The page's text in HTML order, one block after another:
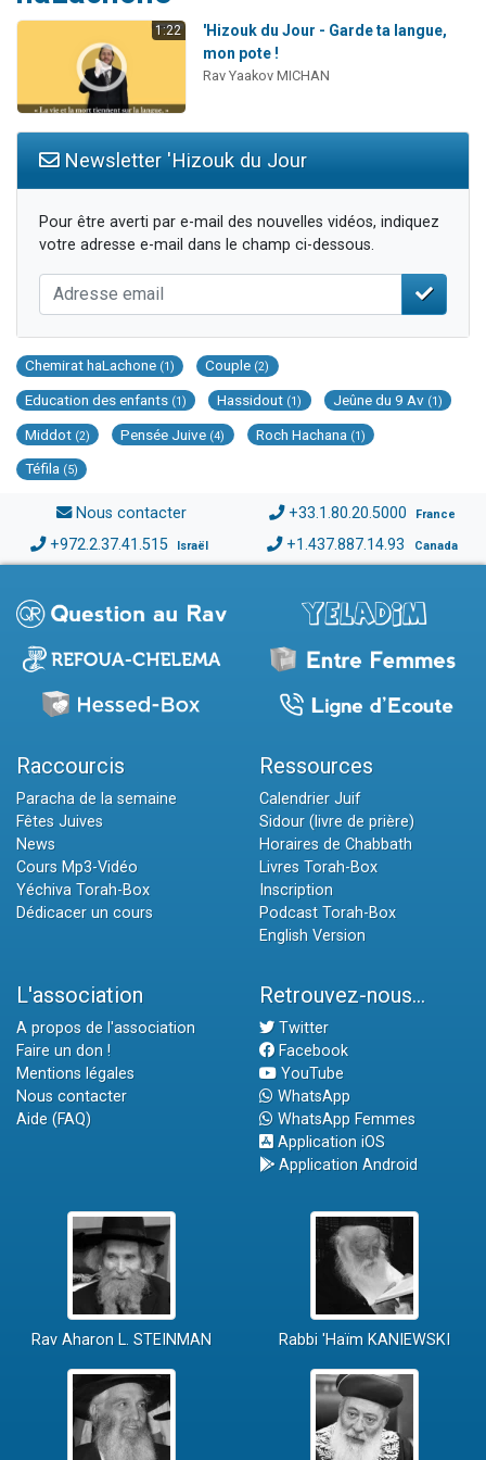
Ariel vient de donner son Maasser
Il reste 49 places pour étudier en groupe sur Zoom
Eva vient de donner son Maasser
1:22
'Hizouk du Jour - Garde ta langue,
mon pote !
Rav Yaakov MICHAN
Newsletter 'Hizouk du Jour
Pour être averti par e-mail des nouvelles vidéos, indiquez
votre adresse e-mail dans le champ ci-dessous.
Chemirat haLachone (1) Couple (2)
Education des enfants (1) Hassidout (1) Jeûne du 9 Av (1)
Middot (2) Pensée Juive (4) Roch Hachana (1)
Téfila (5)
Nous contacter +33.1.80.20.5000 France
+972.2.37.41.515 Israël +1.437.887.14.93 Canada
Raccourcis
Paracha de la semaine
Fêtes Juives
News
Cours Mp3-Vidéo
Yéchiva Torah-Box
Dédicacer un cours
Ressources
Calendrier Juif
Sidour (livre de prière)
Horaires de Chabbath
Livres Torah-Box
Inscription
Podcast Torah-Box
English Version
L'association
A propos de l'association
Faire un don !
Mentions légales
Nous contacter
Aide (FAQ)
Retrouvez-nous...
Twitter
Facebook
YouTube
WhatsApp
WhatsApp Femmes
Application iOS
Application Android
Rav Aharon L. STEINMAN Rabbi 'Haïm KANIEWSKI